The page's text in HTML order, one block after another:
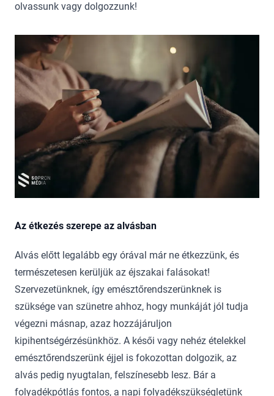
olvassunk vagy dolgozzunk!
Az étkezés szerepe az alvásban
Alvás előtt legalább egy órával már ne étkezzünk, és
természetesen kerüljük az éjszakai falásokat!
Szervezetünknek, így emésztőrendszerünknek is
szüksége van szünetre ahhoz, hogy munkáját jól tudja
végezni másnap, azaz hozzájáruljon
kipihentségérzésünkhöz. A késői vagy nehéz ételekkel
emésztőrendszerünk éjjel is fokozottan dolgozik, az
alvás pedig nyugtalan, felszínesebb lesz. Bár a
folyadékpótlás fontos, a napi folyadékszükségletünk